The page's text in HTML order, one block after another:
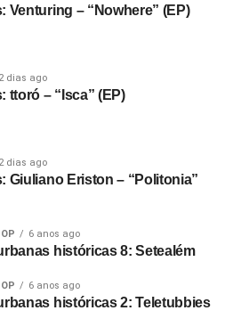
Venturing – “Nowhere” (EP)
2 dias ago
ttoró – “Isca” (EP)
2 dias ago
Giuliano Eriston – “Politonia”
6 anos ago
históricas 8: Setealém
6 anos ago
históricas 2: Teletubbies